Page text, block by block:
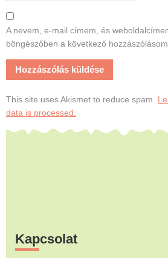
A nevem, e-mail címem, és
böngészőben a következő
This site uses Akismet to reduce spam.
data is processed.
Kapcsolat